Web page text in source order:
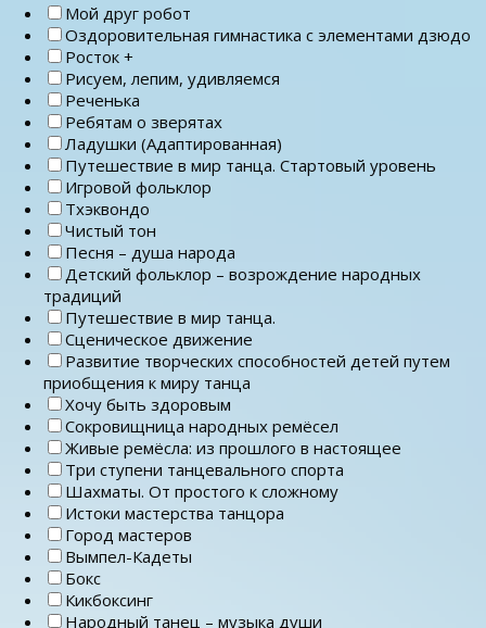
Мой друг робот
Оздоровительная гимнастика с элементами дзюдо
Росток +
Рисуем, лепим, удивляемся
Реченька
Ребятам о зверятах
Ладушки (Адаптированная)
Путешествие в мир танца. Стартовый уровень
Игровой фольклор
Тхэквондо
Чистый тон
Песня – душа народа
Детский фольклор – возрождение народных
традиций
Путешествие в мир танца.
Сценическое движение
Развитие творческих способностей детей путем
приобщения к миру танца
Хочу быть здоровым
Сокровищница народных ремёсел
Живые ремёсла: из прошлого в настоящее
Три ступени танцевального спорта
Шахматы. От простого к сложному
Истоки мастерства танцора
Город мастеров
Вымпел-Кадеты
Бокс
Кикбоксинг
Народный танец – музыка души